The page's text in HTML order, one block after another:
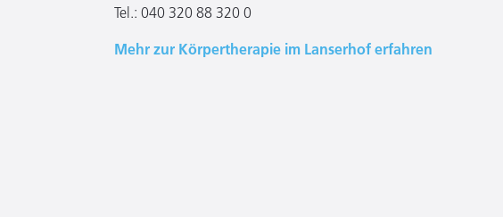
Tel.: 040 320 88 320 0
Mehr zur Körpertherapie im Lanserhof erfahren